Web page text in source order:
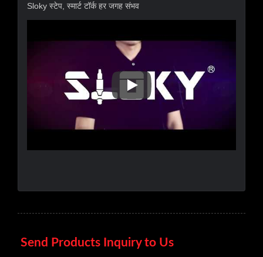
Sloky स्टेप, स्मार्ट टॉर्क हर जगह संभव
Sloky स्टेप, स्मार्ट टॉर्क हर जगह संभव